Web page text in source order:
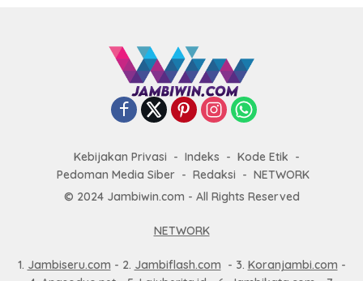
Kebijakan Privasi Indeks
Kode Etik
Pedoman Media Siber
Redaksi
NETWORK
© 2024 Jambiwin.com - All Rights Reserved
NETWORK
1. Jambiseru.com - 2. Jambiflash.com - 3. Koranjambi.com -